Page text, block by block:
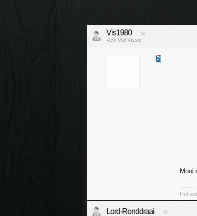
Vis1980
Veni Vidi Vissie
Mooi
Het
Lord-Ronddraai